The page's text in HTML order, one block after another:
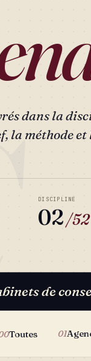
dans la
la méthode et
DISCIPLINE
02/52
de
Toutes 01